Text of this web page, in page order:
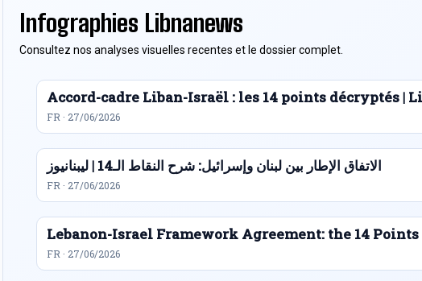
Infographies Libnanews
Consultez nos analyses visuelles recentes et le dossier complet.
Accord-cadre Liban-Israël : les 14 points décryptés |
FR · 27/06/2026
الاتفاق الإطار بين لبنان وإسرائيل: شرح النقاط الـ14 | ليبنانيوز
FR · 27/06/2026
Lebanon-Israel Framework Agreement: the 14 Points
FR · 27/06/2026